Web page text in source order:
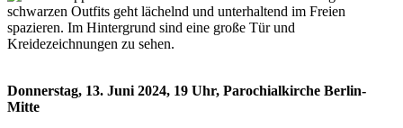
Donnerstag, 13. Juni 2024, 19 Uhr, Parochialkirche Berlin-
Mitte